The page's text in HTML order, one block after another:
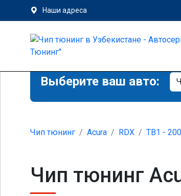
Наши адреса
Выберите ваш авто:
Чип тюнинг Acura RDX TB1 -
Чип тюнинг